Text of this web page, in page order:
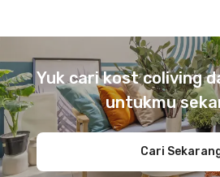
Yuk cari kost coliving
untukmu
Cari